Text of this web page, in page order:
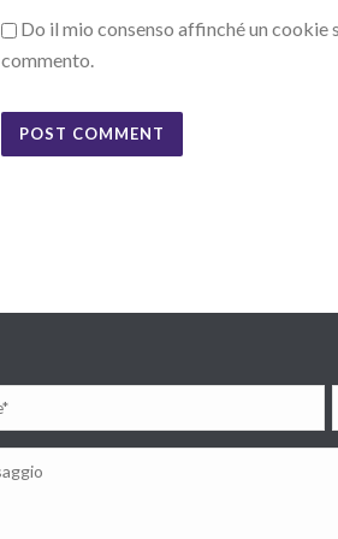
Do il mio consenso affinché un
commento.